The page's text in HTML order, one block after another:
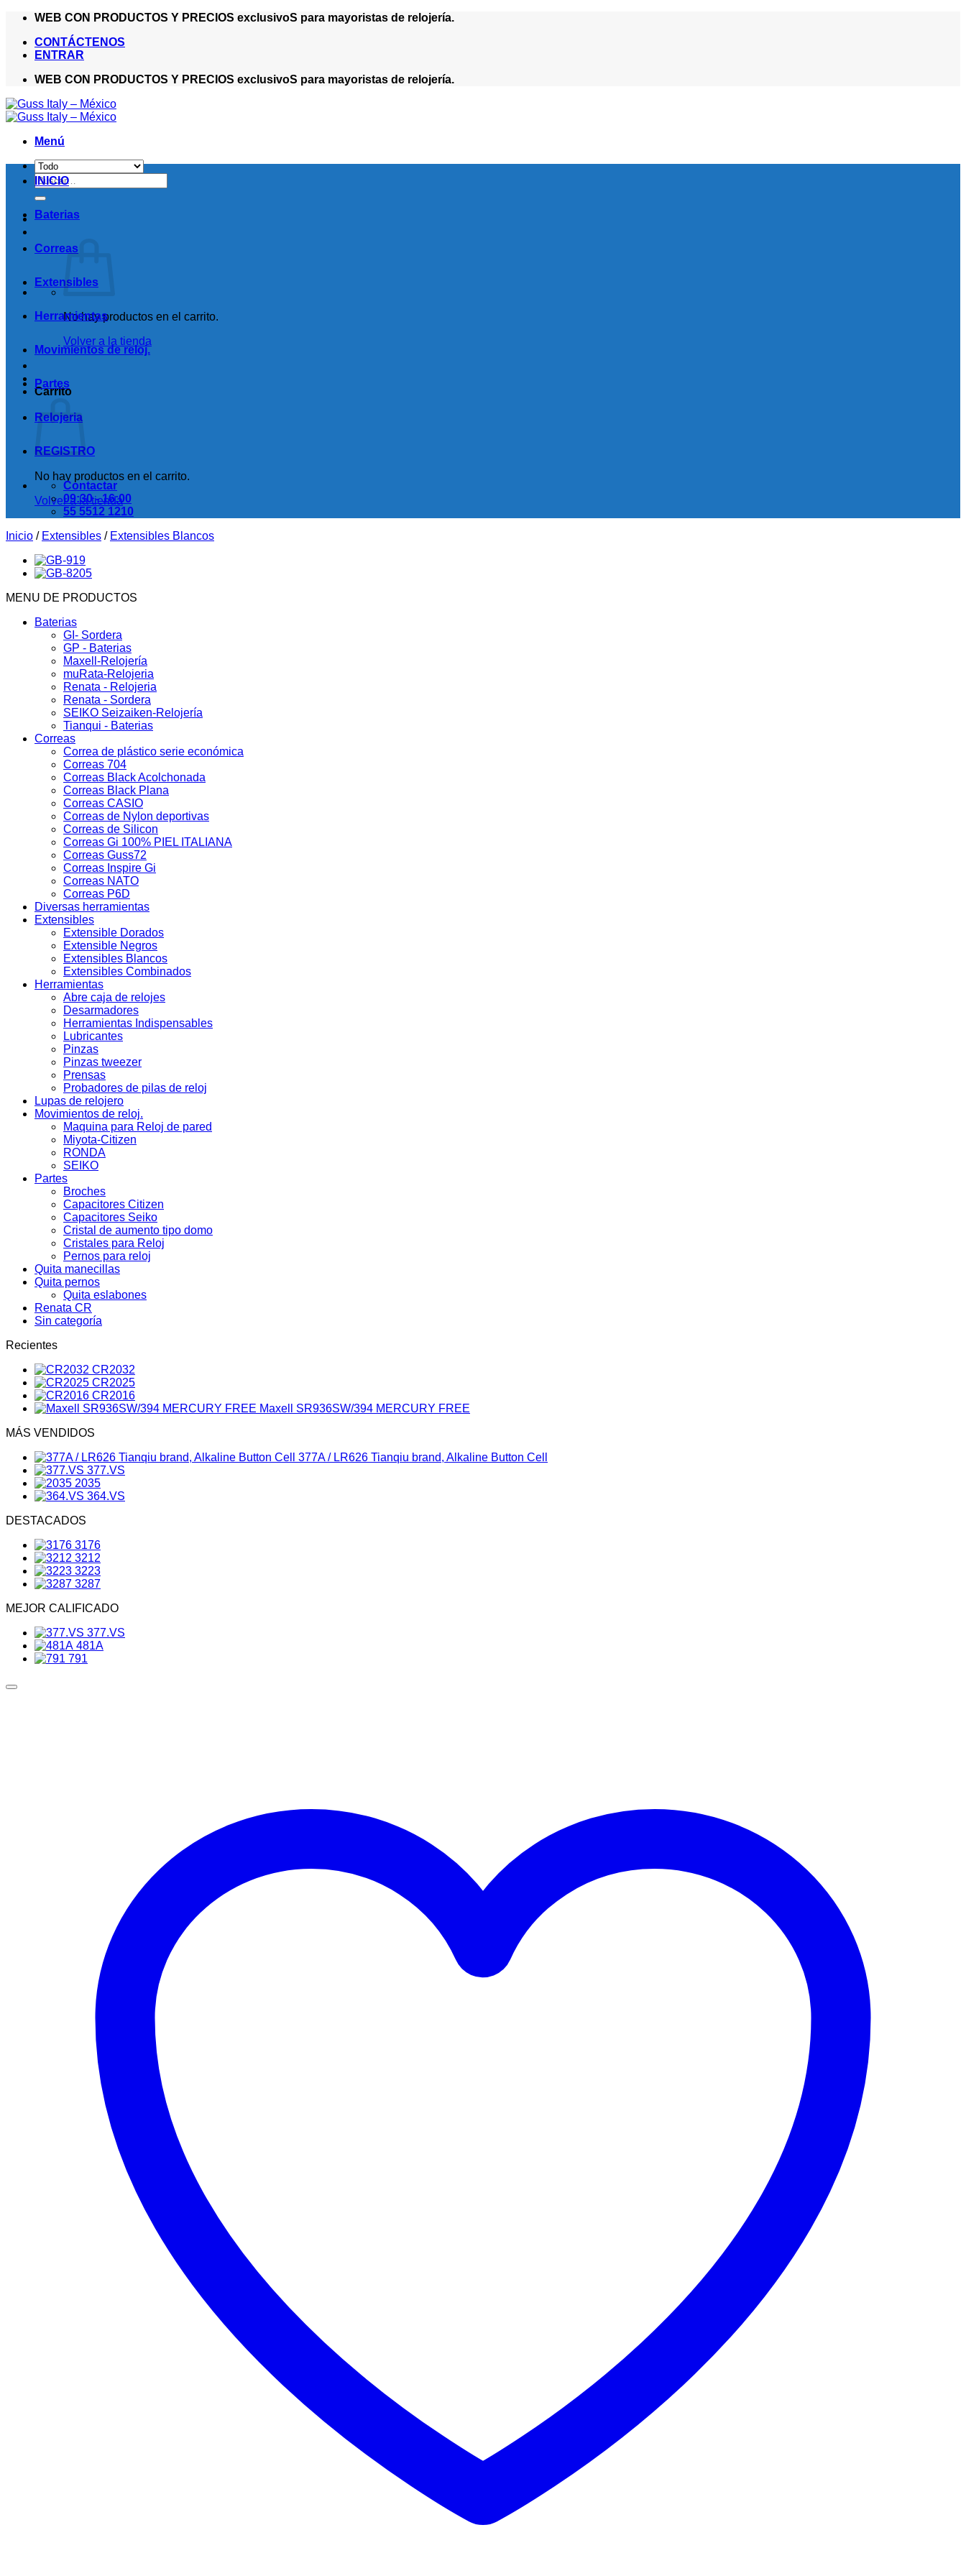
Saltar
contenido
WEB CON PRODUCTOS Y PRECIOS exclusivoS para mayoristas de relojería.
CONTÁCTENOS
ENTRAR
WEB CON PRODUCTOS Y PRECIOS exclusivoS para mayoristas de relojería.
Menú
Buscar
por:
No hay productos en el carrito.
Volver a la tienda
Carrito
No hay productos en el carrito.
Volver a la tienda
INICIO
Baterias
Correas
Extensibles
Herramientas
Movimientos de reloj.
Partes
Relojeria
REGISTRO
Contactar
09:30 - 16:00
55 5512 1210
Inicio / Extensibles / Extensibles Blancos
MENU DE PRODUCTOS
Baterias
GI- Sordera
GP - Baterias
Maxell-Relojería
muRata-Relojeria
Renata - Relojeria
Renata - Sordera
SEIKO Seizaiken-Relojería
Tianqui - Baterias
Correas
Correa de plástico serie económica
Correas 704
Correas Black Acolchonada
Correas Black Plana
Correas CASIO
Correas de Nylon deportivas
Correas de Silicon
Correas Gi 100% PIEL ITALIANA
Correas Guss72
Correas Inspire Gi
Correas NATO
Correas P6D
Diversas herramientas
Extensibles
Extensible Dorados
Extensible Negros
Extensibles Blancos
Extensibles Combinados
Herramientas
Abre caja de relojes
Desarmadores
Herramientas Indispensables
Lubricantes
Pinzas
Pinzas tweezer
Prensas
Probadores de pilas de reloj
Lupas de relojero
Movimientos de reloj.
Maquina para Reloj de pared
Miyota-Citizen
RONDA
SEIKO
Partes
Broches
Capacitores Citizen
Capacitores Seiko
Cristal de aumento tipo domo
Cristales para Reloj
Pernos para reloj
Quita manecillas
Quita pernos
Quita eslabones
Renata CR
Sin categoría
Recientes
CR2032
CR2025
CR2016
Maxell SR936SW/394 MERCURY FREE
MÁS VENDIDOS
377A / LR626 Tianqiu brand, Alkaline Button Cell
377.VS
2035
364.VS
DESTACADOS
3176
3212
3223
3287
MEJOR CALIFICADO
377.VS
481A
791